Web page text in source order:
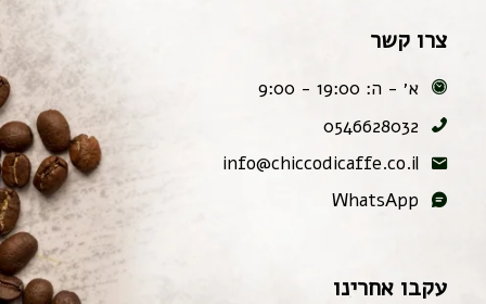
צרו קשר
א׳ - ה: 19:00 - 9:00
0546628032
info@chiccodicaffe.co.il
WhatsApp
עקבו אחרינו